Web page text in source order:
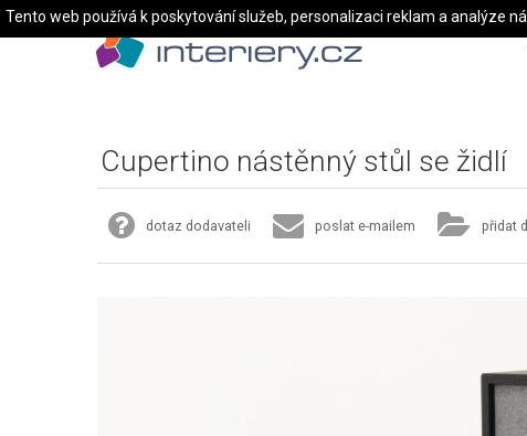
Cupertino nástěnný stůl se židlí
dotaz dodavateli poslat e-mailem přidat
Tento web používá k poskytování služeb, personalizaci reklam a analýze